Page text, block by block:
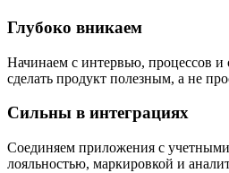
Глубоко вникаем
Начинаем с интервью, процессов
сделать продукт полезным, а не
Сильны в интеграциях
Соединяем приложения с
лояльностью, маркировкой и